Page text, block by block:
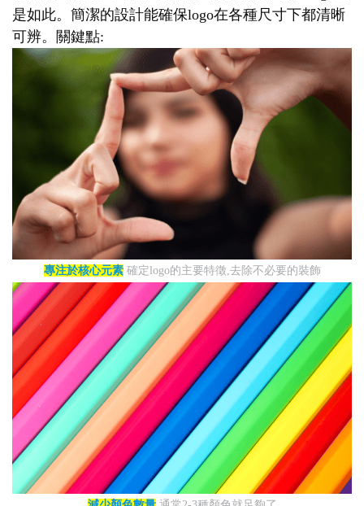
是如此。簡潔的設計能確保logo在各種尺寸下都清晰
可辨。關鍵點:
專注於核心元素確定logo的主要特徵,去除不必要的裝飾